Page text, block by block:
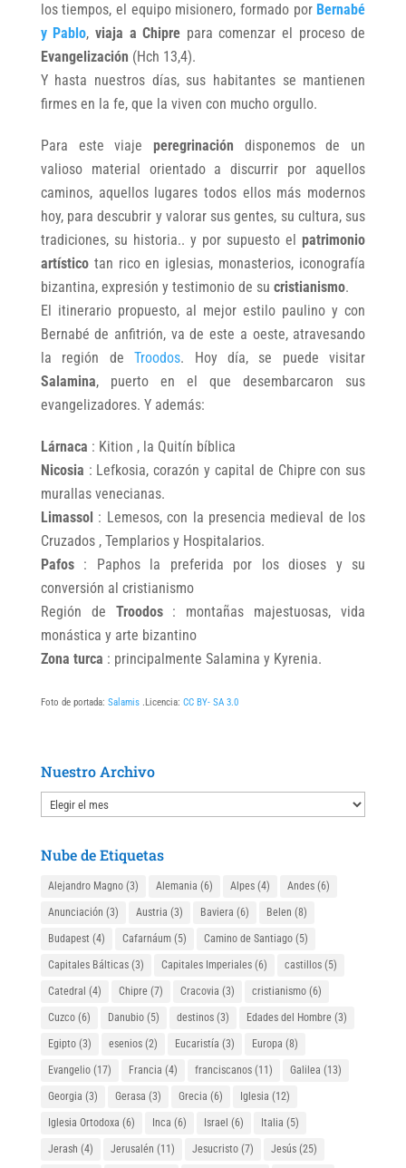
los tiempos, el equipo misionero, formado por Bernabé
y Pablo,viaja a Chipre para comenzar el proceso de
Evangelización (Hch 13,4).
Y hasta nuestros días, sus habitantes se mantienen
firmes en la fe, que la viven con mucho orgullo.
Para este viaje peregrinación disponemos de un
valioso material orientado a discurrir por aquellos
caminos, aquellos lugares todos ellos más modernos
hoy, para descubrir y valorar sus gentes, su cultura, sus
tradiciones, su historia.. y por supuesto elpatrimonio
artísticotan rico en iglesias, monasterios, iconografía
bizantina, expresión y testimonio de su cristianismo.
El itinerario propuesto, al mejor estilo paulino y con
Bernabé de anfitrión, va de este a oeste, atravesando
la región deTroodos. Hoy día, se puede visitar
Salamina, puerto en el que desembarcaron sus
evangelizadores. Y además:
Lárnaca : Kition , la Quitín bíblica
Nicosia : Lefkosia, corazón y capital de Chipre con sus
murallas venecianas.
Limassol : Lemesos, con la presencia medieval de los
Cruzados , Templarios y Hospitalarios.
Pafos : Paphos la preferida por los dioses y su
conversión al cristianismo
Región de Troodos: montañas majestuosas, vida
monástica y arte bizantino
Zona turca : principalmente Salamina y Kyrenia.
Foto de portada: Salamis.Licencia: CC BY- SA 3.0
Nuestro Archivo
Nuestro
Archivo
Nube de Etiquetas
Alejandro Magno(3) Alemania (6) Alpes(4) Andes(6)
Anunciación (3) Austria (3) Baviera (6) Belen (8)
Budapest (4) Cafarnáum(5) Camino de Santiago(5)
Capitales Bálticas(3) Capitales Imperiales(6) castillos(5)
Catedral (4) Chipre (7) Cracovia (3) cristianismo(6)
Cuzco(6) Danubio(5) destinos(3) Edades del Hombre (3)
Egipto(3) esenios(2) Eucaristía (3) Europa (8)
Evangelio(17) Francia (4) franciscanos(11) Galilea (13)
Georgia (3) Gerasa (3) Grecia (6) Iglesia (12)
Iglesia Ortodoxa (6) Inca (6) Israel (6) Italia (5)
Jerash (4) Jerusalén (11) Jesucristo(7) Jesús(25)